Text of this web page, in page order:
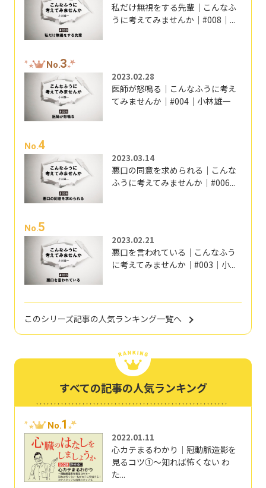
私だけ無視をする先輩｜こんなふ
うに考えてみませんか｜#008｜...
No.3
2023.02.28
医師が怒鳴る｜こんなふうに考え
てみませんか｜#004｜小林雄一
No.4
2023.03.14
悪口の同意を求められる｜こんな
ふうに考えてみませんか｜#006...
No.5
2023.02.21
悪口を言われている｜こんなふう
に考えてみませんか｜#003｜小...
このシリーズ記事の人気ランキング一覧へ
すべての記事の人気ランキング
No.1
2022.01.11
心カテまるわかり｜冠動脈造影を
見るコツ①～知れば怖くない わ
た...